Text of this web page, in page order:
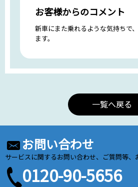
お客様からのコメント
新車にまた乗れるような気持ちで
ます。
一覧へ戻る
お問い合わせ
サービスに関するお問い合わせ、ご質問等
0120-90-5656